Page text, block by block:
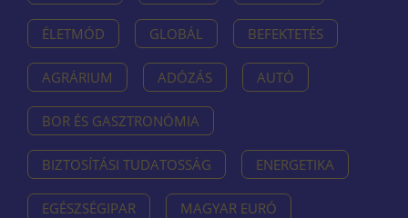
ÉLETMÓD GLOBÁL BEFEKTETÉS
AGRÁRIUM ADÓZÁS AUTÓ
BOR ÉS GASZTRONÓMIA
BIZTOSÍTÁSI TUDATOSSÁG ENERGETIKA
EGÉSZSÉGIPAR MAGYAR EURÓ